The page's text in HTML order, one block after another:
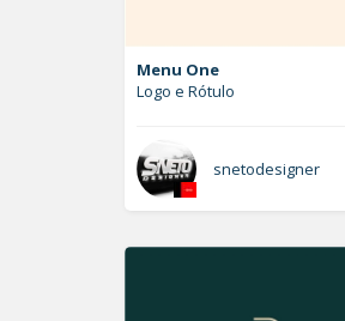
Menu One
Logo e Rótulo
snetodesigner